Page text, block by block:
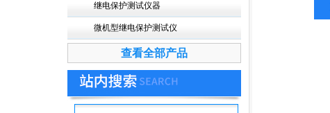
继电保护测试仪器
微机型继电保护测试仪
查看全部产品